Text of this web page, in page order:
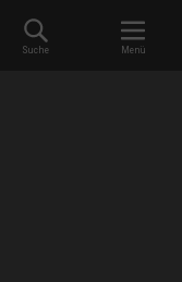
Suche Menü